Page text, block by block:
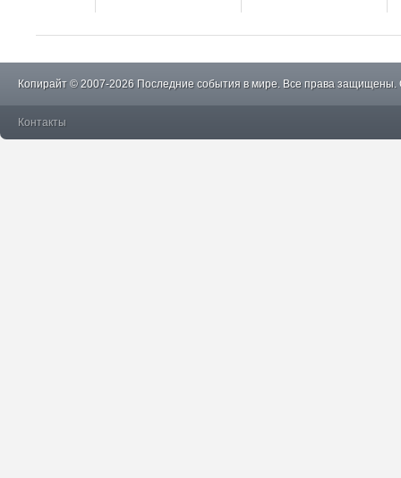
Копирайт © 2007-2026 Последние события в мире. Все права защищены.
Контакты